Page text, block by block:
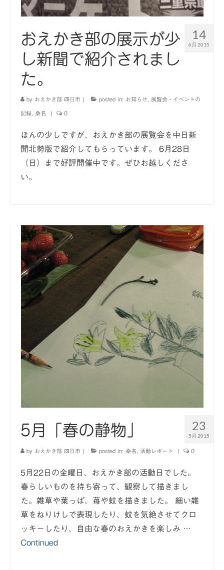
14
6月 2015
おえかき部の展示が少
し新聞で紹介されまし
た。
by おえかき部 四日市 | posted in: お知らせ, 展覧会・イベントの
記録, 桑名 | 0
ほんの少しですが、おえかき部の展覧会を中日新
聞北勢版で紹介してもらっています。 6月28日
（日）まで好評開催中です。ぜひお越しくださ
い。
23
5月 2015
5月「春の静物」
by おえかき部 四日市 | posted in: 桑名 活動レポート | 0
5月22日の金曜日、おえかき部の活動日でした。
春らしいものを持ち寄って、観察して描きまし
た。雑草や葉っぱ、苺や蚊を描きました。 細い雑
草をねりけしで表現したり、蚊を気絶させてクロ
ッキーしたり、自由な春のおえかきを楽しみ …
Continued